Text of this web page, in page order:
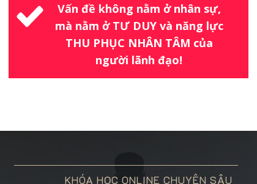
Vấn đề không nằm ở nhân sự,
mà nằm ởTƯ DUYvà năng lực
THU PHỤC NHÂN TÂM của
người lãnh đạo!
KHÓA HỌC ONLINE CHUYÊN SÂU